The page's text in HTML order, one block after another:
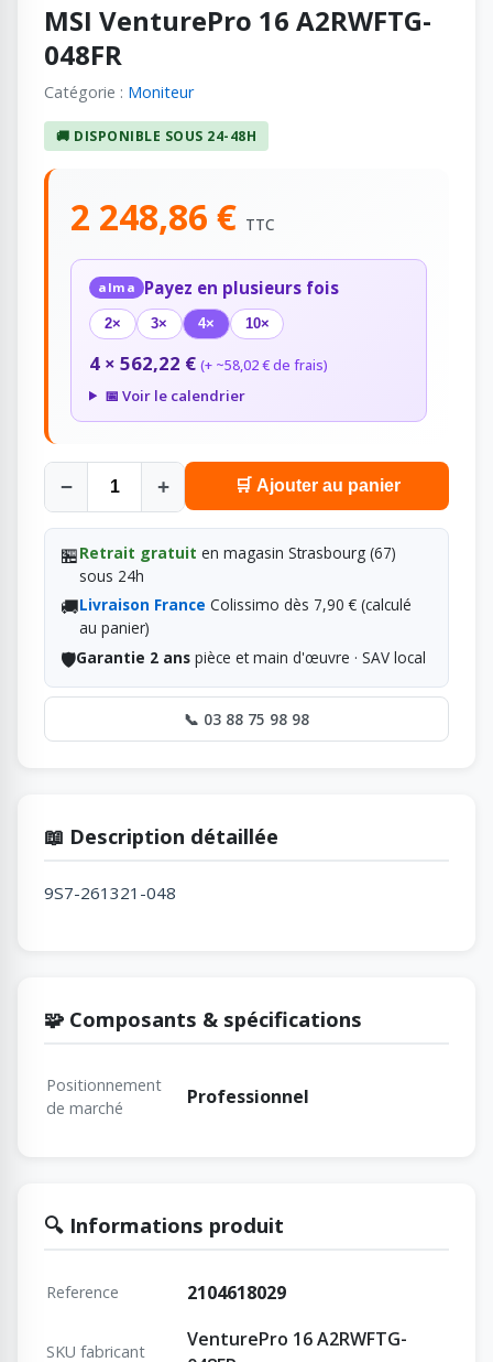
MSI VenturePro 16 A2RWFTG-
048FR
Catégorie : Moniteur
🚚 DISPONIBLE SOUS 24-48H
2 248,86 € TTC
alma Payez en plusieurs fois
2× 3× 4× 10×
4 × 562,22 € (+ ~58,02 € de frais)
📅 Voir le calendrier
− + 🛒 Ajouter au panier
🏪Retrait gratuit en magasin Strasbourg (67)
sous 24h
🚚Livraison France Colissimo dès 7,90 € (calculé
au panier)
🛡️Garantie 2 anspièce et main d'œuvre · SAV local
📞 03 88 75 98 98
📖 Description détaillée
9S7-261321-048
🧩 Composants & spécifications
Positionnement
de marché
Professionnel
🔍 Informations produit
Reference 2104618029
SKU fabricant
VenturePro 16 A2RWFTG-